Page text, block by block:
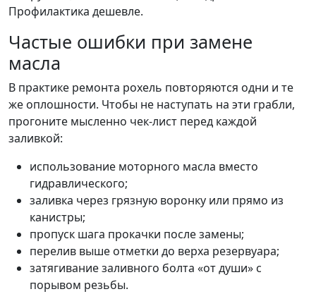
Профилактика дешевле.
Частые ошибки при замене
масла
В практике ремонта рохель повторяются одни и те
же оплошности. Чтобы не наступать на эти грабли,
прогоните мысленно чек-лист перед каждой
заливкой:
использование моторного масла вместо
гидравлического;
заливка через грязную воронку или прямо из
канистры;
пропуск шага прокачки после замены;
перелив выше отметки до верха резервуара;
затягивание заливного болта «от души» с
порывом резьбы.